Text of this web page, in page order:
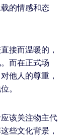
的情感和态
接而温暖的，
而在正式场
他人的尊重，
。
该关注物主代
些文化背景，